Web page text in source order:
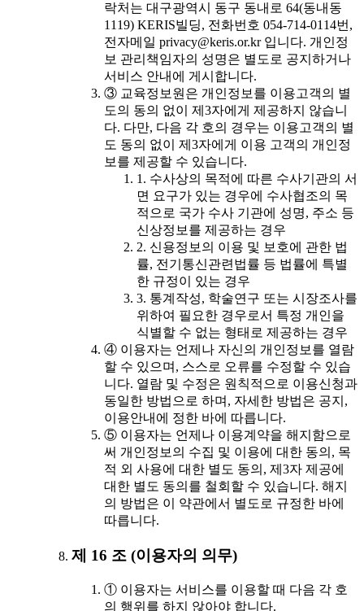
락처는 대구광역시 동구 동내로 64(동내동
1119) KERIS빌딩, 전화번호 054-714-0114번,
전자메일 privacy@keris.or.kr 입니다. 개인정
보 관리책임자의 성명은 별도로 공지하거나
서비스 안내에 게시합니다.
③ 교육정보원은 개인정보를 이용고객의 별
도의 동의 없이 제3자에게 제공하지 않습니
다. 다만, 다음 각 호의 경우는 이용고객의 별
도 동의 없이 제3자에게 이용 고객의 개인정
보를 제공할 수 있습니다.
1. 수사상의 목적에 따른 수사기관의 서
면 요구가 있는 경우에 수사협조의 목
적으로 국가 수사 기관에 성명, 주소 등
신상정보를 제공하는 경우
2. 신용정보의 이용 및 보호에 관한 법
률, 전기통신관련법률 등 법률에 특별
한 규정이 있는 경우
3. 통계작성, 학술연구 또는 시장조사를
위하여 필요한 경우로서 특정 개인을
식별할 수 없는 형태로 제공하는 경우
④ 이용자는 언제나 자신의 개인정보를 열람
할 수 있으며, 스스로 오류를 수정할 수 있습
니다. 열람 및 수정은 원칙적으로 이용신청과
동일한 방법으로 하며, 자세한 방법은 공지,
이용안내에 정한 바에 따릅니다.
⑤ 이용자는 언제나 이용계약을 해지함으로
써 개인정보의 수집 및 이용에 대한 동의, 목
적 외 사용에 대한 별도 동의, 제3자 제공에
대한 별도 동의를 철회할 수 있습니다. 해지
의 방법은 이 약관에서 별도로 규정한 바에
따릅니다.
제 16 조 (이용자의 의무)
① 이용자는 서비스를 이용할 때 다음 각 호
의 행위를 하지 않아야 합니다.